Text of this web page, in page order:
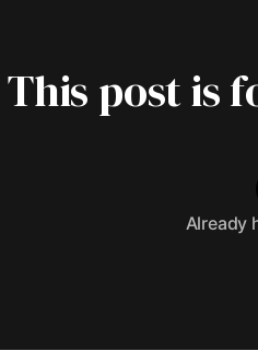
This post is
Already